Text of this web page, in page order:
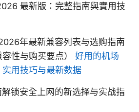
最新版：完整指南與實用技
年最新兼容列表与选购指南
容性与购买要点） 好用的机场
用技巧与最新数据
锁安全上网的新选择与实战指